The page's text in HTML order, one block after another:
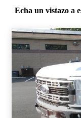
Echa un vistazo a